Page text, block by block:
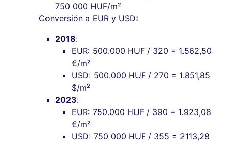
750 000 HUF/m²
Conversión a EUR y USD:
2018:
EUR: 500.000 HUF / 320 = 1.562,50
€/m²
USD: 500.000 HUF / 270 = 1.851,85
$/m²
2023:
EUR: 750.000 HUF / 390 = 1.923,08
€/m²
USD: 750 000 HUF / 355 = 2113,28